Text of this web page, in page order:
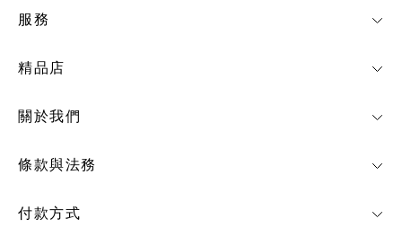
付款方式
服務
精品店
關於我們
條款與法務